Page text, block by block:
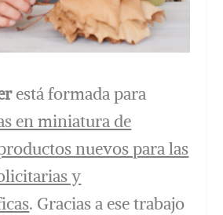
está formada para
en miniatura de
nuevos para las
y
. Gracias a ese trabajo